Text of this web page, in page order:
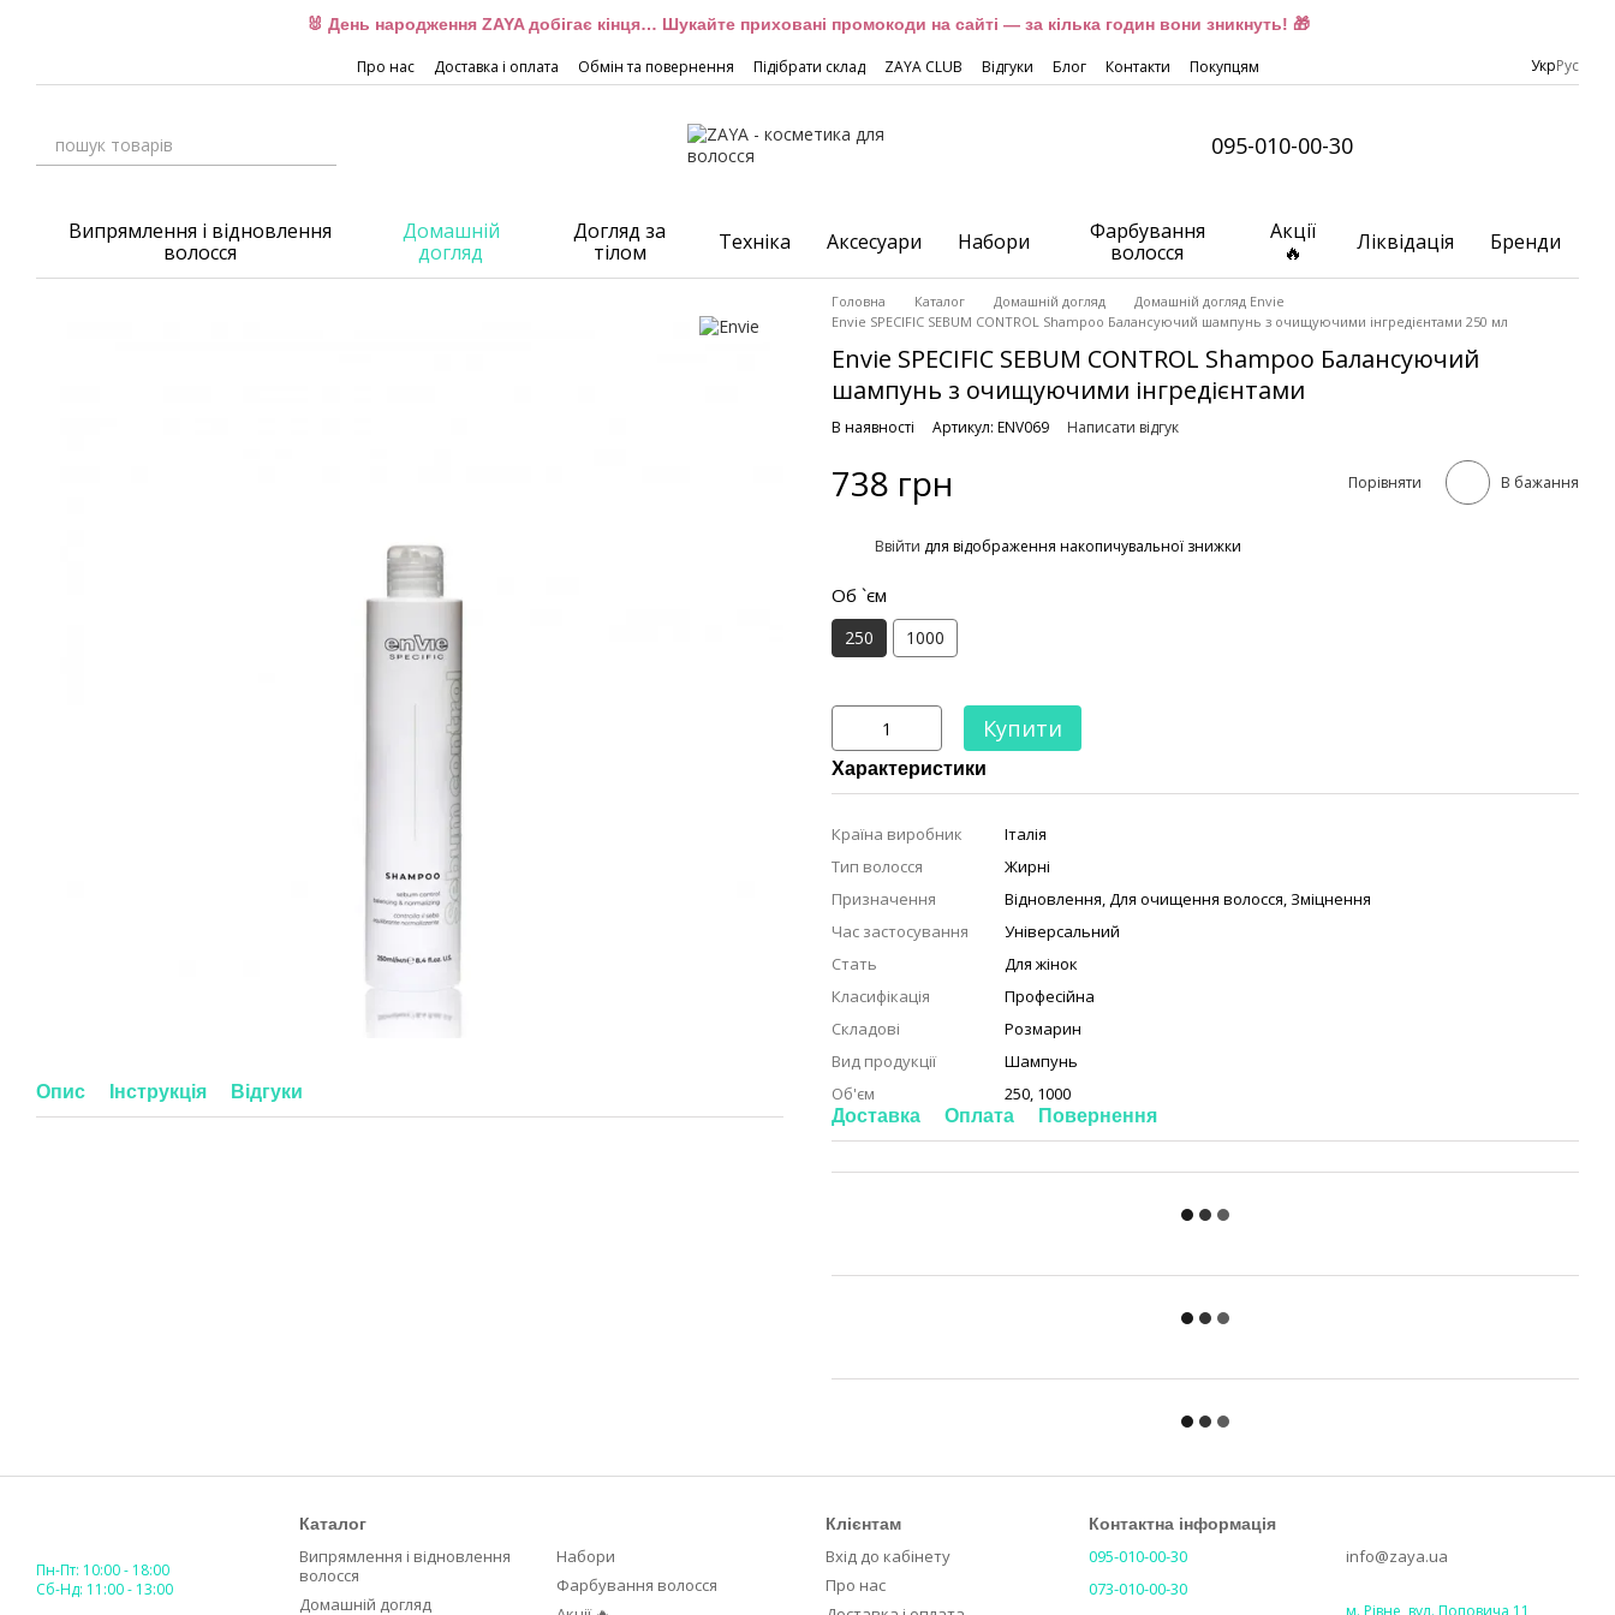
🐰 День народження ZAYA добігає кінця… Шукайте приховані промокоди на сайті — за кілька годин вони зникнуть! 🎁
Про нас Доставка і оплата Обмін та повернення Підібрати склад ZAYA CLUB Відгуки Блог Контакти Покупцям УкрРус
095-010-00-30
Випрямлення і відновлення
волосся
Домашній
догляд
Догляд за
тілом
Техніка Аксесуари Набори
Фарбування
волосся
Акції
🔥
Ліквідація Бренди
Опис Інструкція Відгуки
Головна Каталог Домашній догляд
Домашній догляд Envie
Envie SPECIFIC SEBUM CONTROL Shampoo Балансуючий шампунь з очищуючими інгредієнтами 250 мл
Envie SPECIFIC SEBUM CONTROL Shampoo Балансуючий
шампунь з очищуючими інгредієнтами
В наявності Артикул: ENV069 Написати відгук
738 грн Порівняти В бажання
Ввійти для відображення накопичувальної знижки
Об `єм
250 1000
Купити
Характеристики
Країна виробник
Італія
Тип волосся
Жирні
Призначення
Відновлення,Для очищення волосся, Зміцнення
Час застосування
Універсальний
Стать
Для жінок
Класифікація
Професійна
Складові
Розмарин
Вид продукції
Шампунь
Об'єм
250, 1000
Доставка Оплата Повернення
Пн-Пт: 10:00 - 18:00
Сб-Нд: 11:00 - 13:00
Каталог
Випрямлення і відновлення
волосся
Домашній догляд
Набори
Фарбування волосся
Клієнтам
Вхід до кабінету
Про нас
Контактна інформація
095-010-00-30
073-010-00-30
info@zaya.ua
м. Рівне, вул. Поповича 11